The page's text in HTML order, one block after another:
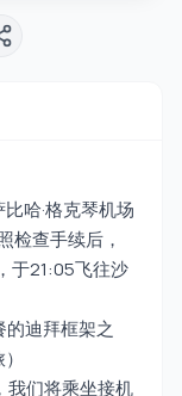
哈·格克琴机场
检查手续后，
于21:05飞往沙
的迪拜框架之
我们将乘坐接机